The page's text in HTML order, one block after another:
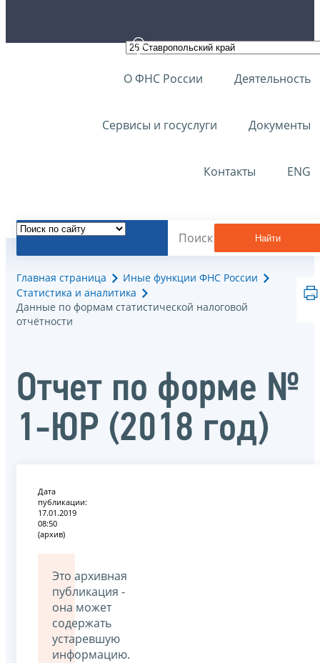
О ФНС России Деятельность
Сервисы и госуслуги Документы
Контакты ENG
Найти
Главная страница
Иные функции ФНС России
Статистика и аналитика
Данные по формам статистической налоговой
отчётности
Отчет по форме №
1-ЮР (2018 год)
Дата
публикации:
17.01.2019
08:50
(архив)
Это архивная
публикация -
она может
содержать
устаревшую
информацию.